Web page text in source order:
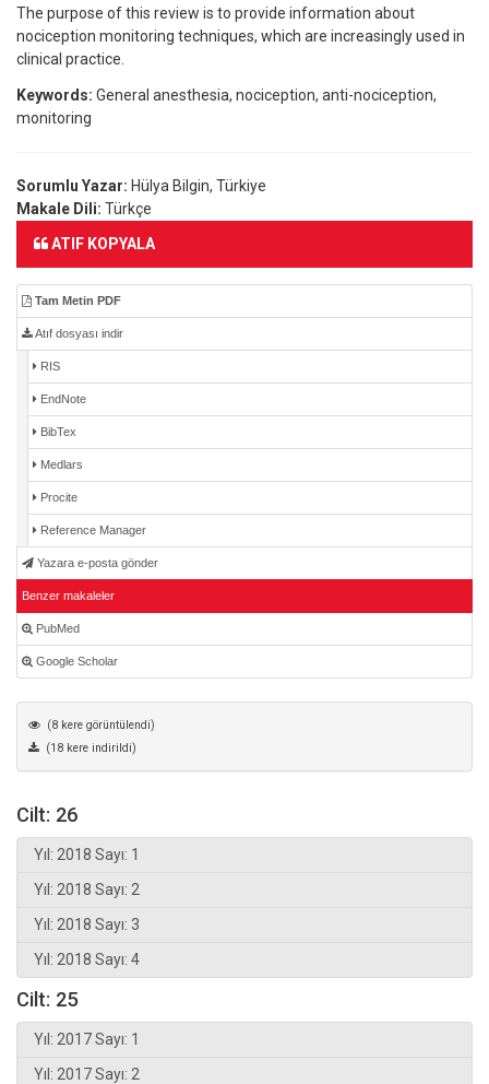
The purpose of this review is to provide information about
nociception monitoring techniques, which are increasingly used in
clinical practice.
Keywords: General anesthesia, nociception, anti-nociception,
monitoring
Sorumlu Yazar: Hülya Bilgin, Türkiye
Makale Dili: Türkçe
ATIF KOPYALA
Tam Metin PDF
Atıf dosyası indir
RIS
EndNote
BibTex
Medlars
Procite
Reference Manager
Yazara e-posta gönder
Benzer makaleler
PubMed
Google Scholar
(8 kere görüntülendi)
(18 kere indirildi)
Cilt: 26
Yıl: 2018 Sayı: 1
Yıl: 2018 Sayı: 2
Yıl: 2018 Sayı: 3
Yıl: 2018 Sayı: 4
Cilt: 25
Yıl: 2017 Sayı: 1
Yıl: 2017 Sayı: 2